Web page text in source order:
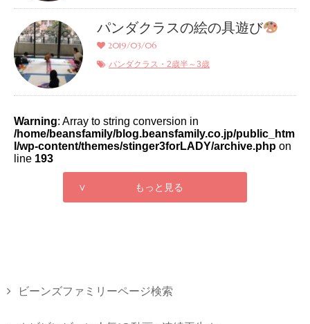
パンダクラスの絵の具遊び
2019/03/06
パンダクラス・2歳半～3歳
Warning: Array to string conversion in
/home/beansfamily/blog.beansfamily.co.jp/public_htm
l/wp-content/themes/stinger3forLADY/archive.php on
line 193
∨ もっと見る
ビーンズファミリーページ検索